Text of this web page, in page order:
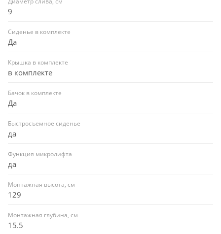
9
Сиденье в комплекте
Да
Крышка в комплекте
в комплекте
Бачок в комплекте
Да
Быстросъемное сиденье
да
Функция микролифта
да
Монтажная высота, см
129
Монтажная глубина, см
15.5